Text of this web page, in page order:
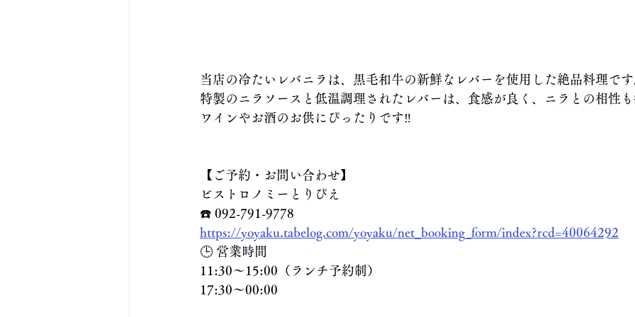
当店の冷たいレバニラは、黒毛和牛の新鮮なレバーを使用した絶品料理です
特製のニラソースと低温調理されたレバーは、食感が良く、ニラとの相性も
ワインやお酒のお供にぴったりです‼
【ご予約・お問い合わせ】
ビストロノミーとりぴえ
☎️ 092-791-9778
https://yoyaku.tabelog.com/yoyaku/net_booking_form/index?rcd=40064292
🕒 営業時間
11:30〜15:00（ランチ予約制）
17:30～00:00